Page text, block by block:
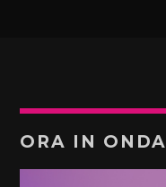
ORA IN ONDA